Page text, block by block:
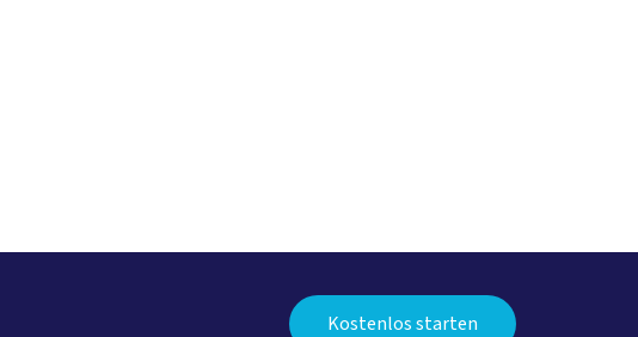
Kostenlos starten